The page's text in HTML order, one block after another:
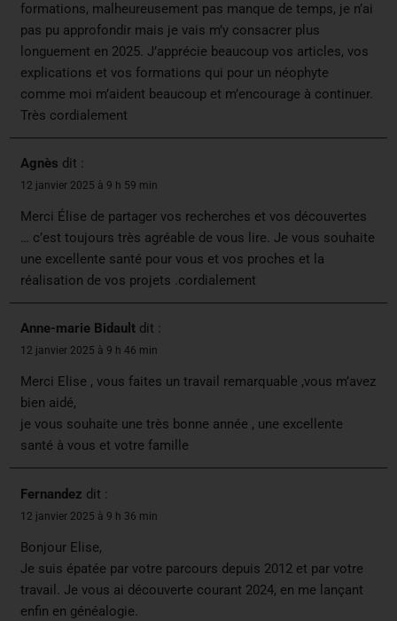
formations, malheureusement pas manque de temps, je n’ai
pas pu approfondir mais je vais m’y consacrer plus
longuement en 2025. J’apprécie beaucoup vos articles, vos
explications et vos formations qui pour un néophyte
comme moi m’aident beaucoup et m’encourage à continuer.
Très cordialement
Agnès dit :
12 janvier 2025 à 9 h 59 min
Merci Élise de partager vos recherches et vos découvertes
… c’est toujours très agréable de vous lire. Je vous souhaite
une excellente santé pour vous et vos proches et la
réalisation de vos projets .cordialement
Anne-marie Bidault dit :
12 janvier 2025 à 9 h 46 min
Merci Elise , vous faites un travail remarquable ,vous m’avez
bien aidé,
je vous souhaite une très bonne année , une excellente
santé à vous et votre famille
Fernandez dit :
12 janvier 2025 à 9 h 36 min
Bonjour Elise,
Je suis épatée par votre parcours depuis 2012 et par votre
travail. Je vous ai découverte courant 2024, en me lançant
enfin en généalogie.